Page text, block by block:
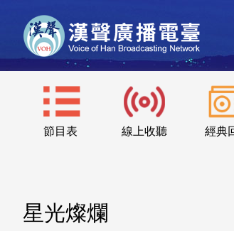
節目表 線上收聽 經典
星光燦爛